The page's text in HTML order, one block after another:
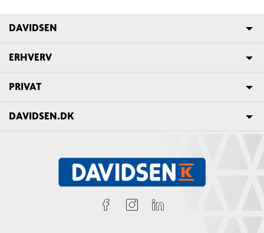
DAVIDSEN
ERHVERV
PRIVAT
DAVIDSEN.DK